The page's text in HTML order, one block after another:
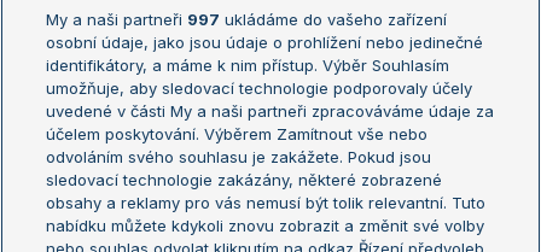
Žebříček ATP (muži)
Žebříček WTA (ženy)
Sázkařský žebříček
Australian Open
French Open
Wimbledon
US Open
Turnaj mistrů
Turnaj mistryň
Aktualní trendy
My a naši partneři 997 ukládáme do vašeho zařízení
osobní údaje, jako jsou údaje o prohlížení nebo jedinečné
identifikátory, a máme k nim přístup. Výběr Souhlasím
umožňuje, aby sledovací technologie podporovaly účely
uvedené v části My a naši partneři zpracováváme údaje za
účelem poskytování. Výběrem Zamítnout vše nebo
odvoláním svého souhlasu je zakážete. Pokud jsou
sledovací technologie zakázány, některé zobrazené
obsahy a reklamy pro vás nemusí být tolik relevantní. Tuto
nabídku můžete kdykoli znovu zobrazit a změnit své volby